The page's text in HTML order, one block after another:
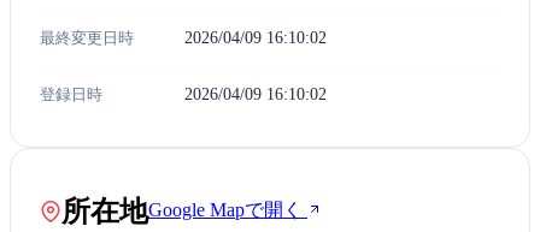
最終変更日時 2026/04/09 16:10:02
登録日時 2026/04/09 16:10:02
所在地Google Mapで開く